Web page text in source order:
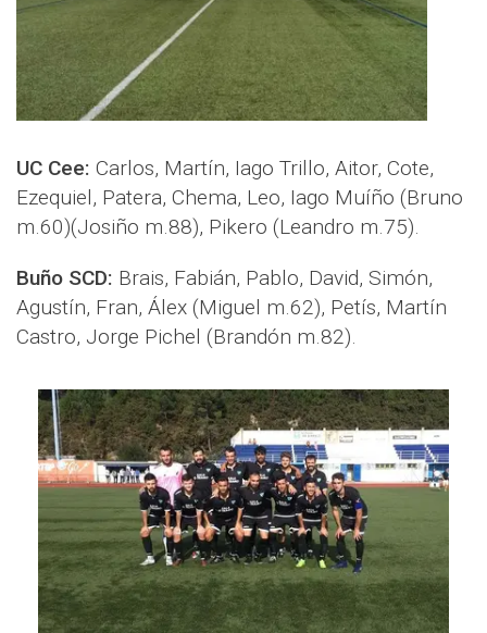
UC Cee: Carlos, Martín, Iago Trillo, Aitor, Cote,
Ezequiel, Patera, Chema, Leo, Iago Muíño (Bruno
m.60)(Josiño m.88), Pikero (Leandro m.75).
Buño SCD: Brais, Fabián, Pablo, David, Simón,
Agustín, Fran, Álex (Miguel m.62), Petís, Martín
Castro, Jorge Pichel (Brandón m.82).